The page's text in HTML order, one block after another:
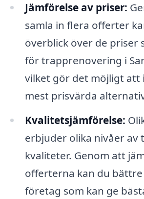
Jämförelse av priser:
samla in flera offerter
överblick över de priser
för trapprenovering i
vilket gör det möjligt att
mest prisvärda
Kvalitetsjämförelse:
erbjuder olika nivåer av
kvaliteter. Genom att
offerterna kan du
företag som kan ge